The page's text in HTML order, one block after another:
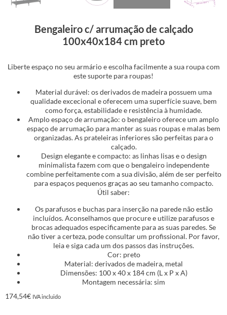
Bengaleiro c/ arrumação de calçado
100x40x184 cm preto
Liberte espaço no seu armário e escolha facilmente a sua roupa com
este suporte para roupas!
Material durável: os derivados de madeira possuem uma
qualidade excecional e oferecem uma superfície suave, bem
como força, estabilidade e resistência à humidade.
Amplo espaço de arrumação: o bengaleiro oferece um amplo
espaço de arrumação para manter as suas roupas e malas bem
organizadas. As prateleiras inferiores são perfeitas para o
calçado.
Design elegante e compacto: as linhas lisas e o design
minimalista fazem com que o bengaleiro independente
combine perfeitamente com a sua divisão, além de ser perfeito
para espaços pequenos graças ao seu tamanho compacto.
Útil saber:
Os parafusos e buchas para inserção na parede não estão
incluídos. Aconselhamos que procure e utilize parafusos e
brocas adequados especificamente para as suas paredes. Se
não tiver a certeza, pode consultar um profissional. Por favor,
leia e siga cada um dos passos das instruções.
Cor: preto
Material: derivados de madeira, metal
Dimensões: 100 x 40 x 184 cm (L x P x A)
Montagem necessária: sim
174,54€ IVA incluido